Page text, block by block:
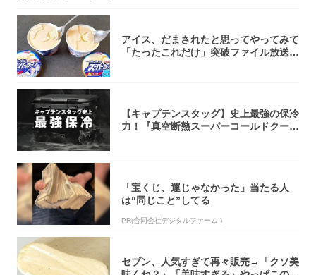
アイス、だまされたと思ってやってみて
「たったこれだけ」突破ファイル放送で
【キャプテンスタッグ】史上最強の保冷
力！『真空断熱スーパーコールドクーラ
「宝くじ、運じゃなかった」当たる人
は“同じこと”してる
PR(合同会社デジタルファーム )
セブン、人気すぎて再々販売→「クソ美